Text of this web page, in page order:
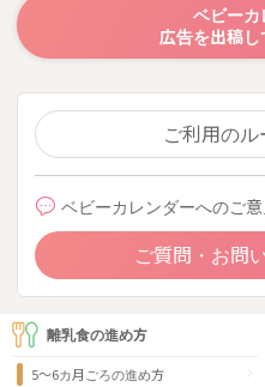
ベビーカ
広告を出稿
ご利用の
ベビーカレンダーへのご
ご質問・お問
離乳食の進め方
5～6カ月ごろの進め方